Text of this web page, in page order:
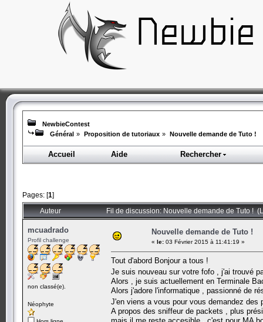
NewbieContest
Général » Proposition de tutoriaux » Nouvelle demande de Tuto !
Accueil Aide Rechercher
Pages: [1]
Auteur Fil de discussion: Nouvelle demande de Tuto !
mcuadrado
Profil challenge
non classé(e).
Néophyte
Nouvelle demande de Tuto !
« le: 03 Février 2015 à 11:41:19 »
Tout d'abord Bonjour a tous !
Je suis nouveau sur votre fofo , j'ai trouvé
Alors , je suis actuellement en Terminale
Alors j'adore l'informatique , passionné de
J'en viens a vous pour vous demandez
A propos des sniffeur de packets , plus